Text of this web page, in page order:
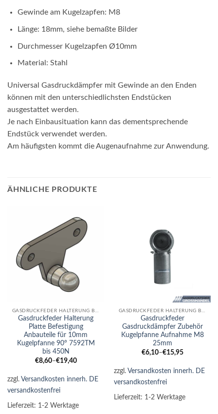
Gewinde am Kugelzapfen: M8
Länge: 18mm, siehe bemaßte Bilder
Durchmesser Kugelzapfen Ø10mm
Material: Stahl
Universal Gasdruckdämpfer mit Gewinde an den Enden
können mit den unterschiedlichsten Endstücken
ausgestattet werden.
Je nach Einbausituation kann das dementsprechende
Endstück verwendet werden.
Am häufigsten kommt die Augenaufnahme zur Anwendung.
ÄHNLICHE PRODUKTE
Gasdruckfeder Halterung
Platte Befestigung
Anbauteile für 10mm
Kugelpfanne 90° 7592TM
bis 450N
€8,60–€19,40
zzgl. Versandkosten innerh. DE
versandkostenfrei
Lieferzeit: 1-2 Werktage
Gasdruckfeder
Gasdruckdämpfer Zubehör
Kugelpfanne Aufnahme M8
25mm
€6,10–€15,95
zzgl. Versandkosten innerh. DE
versandkostenfrei
Lieferzeit: 1-2 Werktage